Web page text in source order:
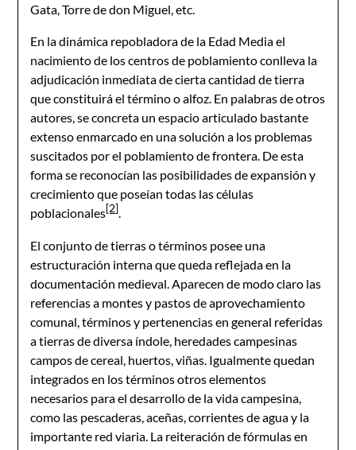
Gata, Torre de don Miguel, etc.
En la dinámica repobladora de la Edad Media el
nacimiento de los centros de poblamiento conlleva la
adjudicación inmediata de cierta cantidad de tierra
que constituirá el término o alfoz. En palabras de otros
autores, se concreta un espacio articulado bastante
extenso enmarcado en una solución a los problemas
suscitados por el poblamiento de frontera. De esta
forma se reconocían las posibilidades de expansión y
crecimiento que poseían todas las células
poblacionales[2].
El conjunto de tierras o términos posee una
estructuración interna que queda reflejada en la
documentación medieval. Aparecen de modo claro las
referencias a montes y pastos de aprovechamiento
comunal, términos y pertenencias en general referidas
a tierras de diversa índole, heredades campesinas
campos de cereal, huertos, viñas. Igualmente quedan
integrados en los términos otros elementos
necesarios para el desarrollo de la vida campesina,
como las pescaderas, aceñas, corrientes de agua y la
importante red viaria. La reiteración de fórmulas en